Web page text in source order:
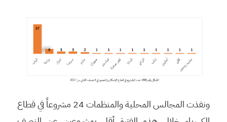
ونفذت المجالس المحلية والمنظمات 24 مشروعاً في قطاع